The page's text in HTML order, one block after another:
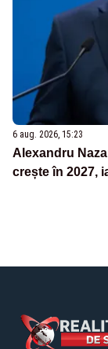
6 aug. 2026, 15:23
Alexandru
crește în 2027,